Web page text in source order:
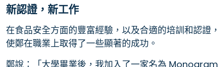
新認證，新工作
在食品安全方面的豐富經驗，以及合適的培訓和認證，
使鄭在職業上取得了一些顯著的成功。
鄭說：「大學畢業後，我加入了一家名為 Monogram